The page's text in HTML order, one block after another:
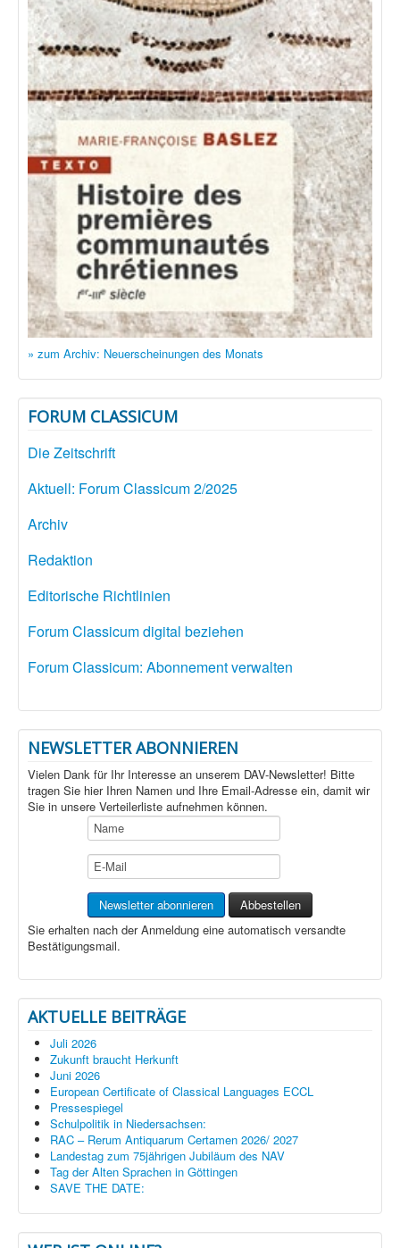
» zum Archiv: Neuerscheinungen des Monats
FORUM CLASSICUM
Die Zeitschrift
Aktuell: Forum Classicum 2/2025
Archiv
Redaktion
Editorische Richtlinien
Forum Classicum digital beziehen
Forum Classicum: Abonnement verwalten
NEWSLETTER ABONNIEREN
Vielen Dank für Ihr Interesse an unserem DAV-Newsletter! Bitte
tragen Sie hier Ihren Namen und Ihre Email-Adresse ein, damit wir
Sie in unsere Verteilerliste aufnehmen können.
Sie erhalten nach der Anmeldung eine automatisch versandte
Bestätigungsmail.
AKTUELLE BEITRÄGE
Juli 2026
Zukunft braucht Herkunft
Juni 2026
European Certificate of Classical Languages ECCL
Pressespiegel
Schulpolitik in Niedersachsen:
RAC – Rerum Antiquarum Certamen 2026/ 2027
Landestag zum 75jährigen Jubiläum des NAV
Tag der Alten Sprachen in Göttingen
SAVE THE DATE: